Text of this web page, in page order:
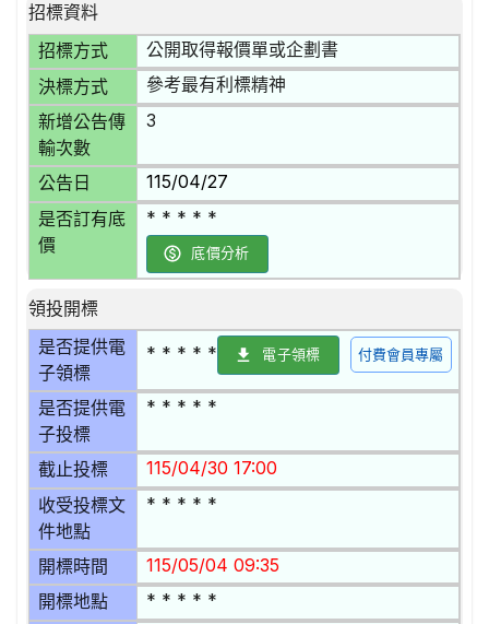
招標資料
招標方式
公開取得報價單或企劃書
決標方式 參考最有利標精神
新增公告傳
輸次數
3
公告日 115/04/27
是否訂有底
價
* * * * *
底價分析
領投開標
是否提供電
子領標
* * * * * 電子領標 付費會員專屬
是否提供電
子投標
* * * * *
截止投標 115/04/30 17:00
收受投標文
件地點
* * * * *
開標時間 115/05/04 09:35
開標地點 * * * * *